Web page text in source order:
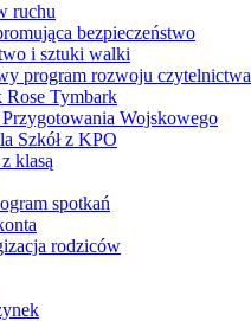
ruchu
bezpieczeństwo
i sztuki walki
program rozwoju czytelnictwa
Rose Tymbark
Przygotowania Wojskowego
Szkół z KPO
klasą
spotkań
rodziców